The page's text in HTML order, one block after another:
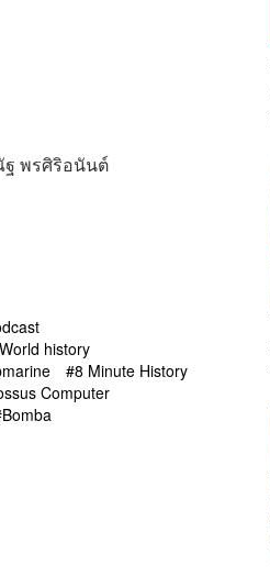
พรศิริอนันต์
World history
8 Minute History
Computer
Bomba